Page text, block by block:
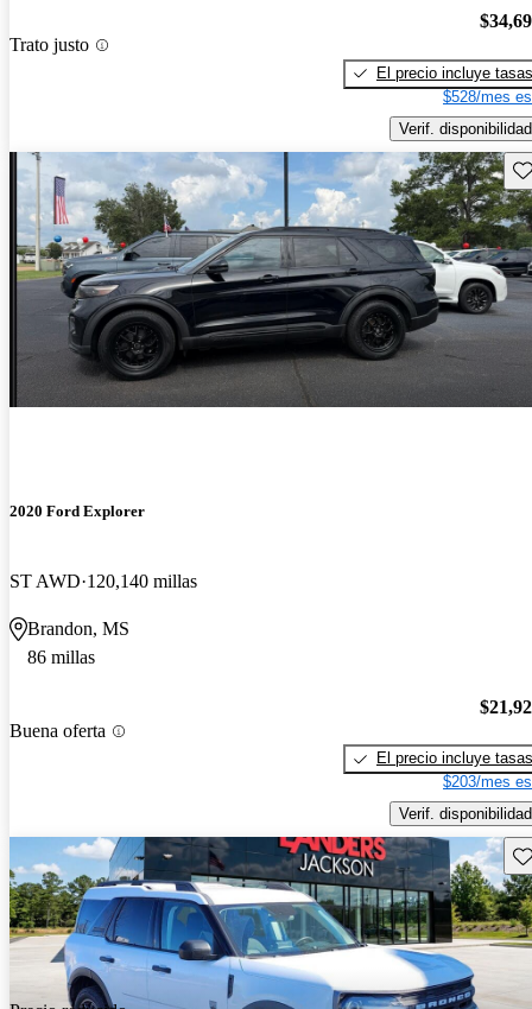
Trato justo
El precio incluye tasas
$528/mes
Verif. disponibilidad
2020 Ford Explorer
ST AWD 120,140 millas
Brandon, MS
86 millas
Buena oferta
El precio incluye tasas
$203/mes
Verif. disponibilidad